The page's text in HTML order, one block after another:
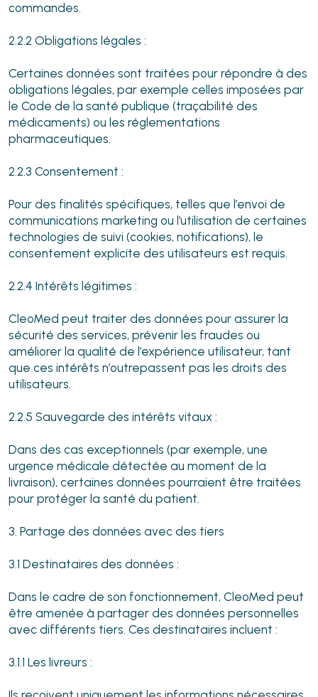
commandes.
2.2.2 Obligations légales :
Certaines données sont traitées pour répondre à des
obligations légales, par exemple celles imposées par
le Code de la santé publique (traçabilité des
médicaments) ou les réglementations
pharmaceutiques.
2.2.3 Consentement :
Pour des finalités spécifiques, telles que l’envoi de
communications marketing ou l’utilisation de certaines
technologies de suivi (cookies, notifications), le
consentement explicite des utilisateurs est requis.
2.2.4 Intérêts légitimes :
CleoMed peut traiter des données pour assurer la
sécurité des services, prévenir les fraudes ou
améliorer la qualité de l’expérience utilisateur, tant
que ces intérêts n’outrepassent pas les droits des
utilisateurs.
2.2.5 Sauvegarde des intérêts vitaux :
Dans des cas exceptionnels (par exemple, une
urgence médicale détectée au moment de la
livraison), certaines données pourraient être traitées
pour protéger la santé du patient.
3. Partage des données avec des tiers
3.1 Destinataires des données :
Dans le cadre de son fonctionnement, CleoMed peut
être amenée à partager des données personnelles
avec différents tiers. Ces destinataires incluent :
3.1.1 Les livreurs :